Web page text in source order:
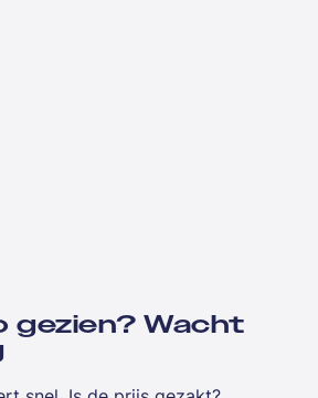
gezien? Wacht